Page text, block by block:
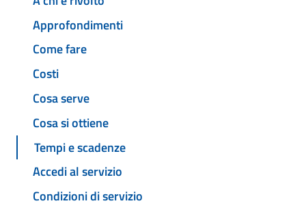
Approfondimenti
Come fare
Costi
Cosa serve
Cosa si ottiene
Tempi e scadenze
Accedi al servizio
Condizioni di servizio